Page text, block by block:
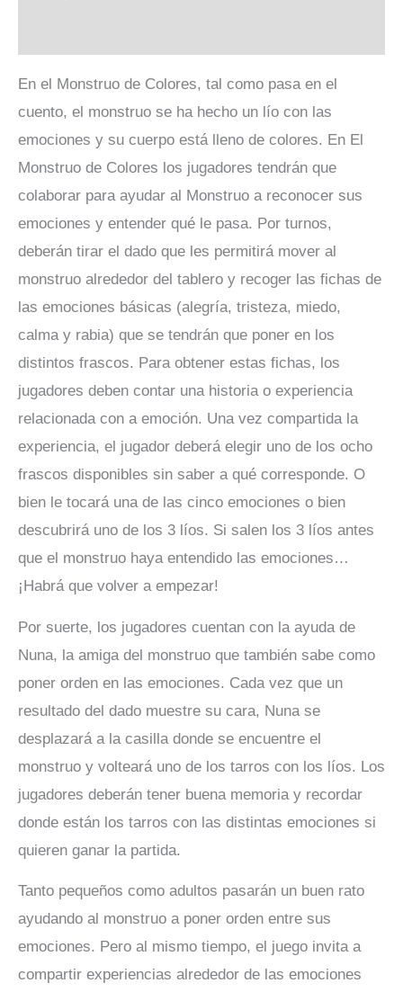
En el Monstruo de Colores, tal como pasa en el
cuento, el monstruo se ha hecho un lío con las
emociones y su cuerpo está lleno de colores. En El
Monstruo de Colores los jugadores tendrán que
colaborar para ayudar al Monstruo a reconocer sus
emociones y entender qué le pasa. Por turnos,
deberán tirar el dado que les permitirá mover al
monstruo alrededor del tablero y recoger las fichas de
las emociones básicas (alegría, tristeza, miedo,
calma y rabia) que se tendrán que poner en los
distintos frascos. Para obtener estas fichas, los
jugadores deben contar una historia o experiencia
relacionada con a emoción. Una vez compartida la
experiencia, el jugador deberá elegir uno de los ocho
frascos disponibles sin saber a qué corresponde. O
bien le tocará una de las cinco emociones o bien
descubrirá uno de los 3 líos. Si salen los 3 líos antes
que el monstruo haya entendido las emociones…
¡Habrá que volver a empezar!
Por suerte, los jugadores cuentan con la ayuda de
Nuna, la amiga del monstruo que también sabe como
poner orden en las emociones. Cada vez que un
resultado del dado muestre su cara, Nuna se
desplazará a la casilla donde se encuentre el
monstruo y volteará uno de los tarros con los líos. Los
jugadores deberán tener buena memoria y recordar
donde están los tarros con las distintas emociones si
quieren ganar la partida.
Tanto pequeños como adultos pasarán un buen rato
ayudando al monstruo a poner orden entre sus
emociones. Pero al mismo tiempo, el juego invita a
compartir experiencias alrededor de las emociones